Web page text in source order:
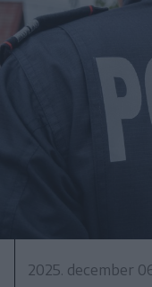
2025. december